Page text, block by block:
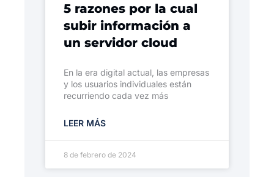
5 razones por la cual
subir información a
un servidor cloud
En la era digital actual, las empresas
y los usuarios individuales están
recurriendo cada vez más
LEER MÁS
8 de febrero de 2024